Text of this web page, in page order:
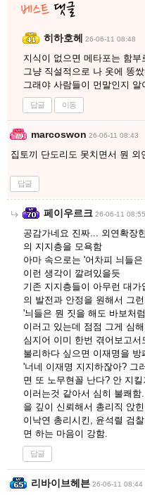
히하호헤 26-06-11 08:48
지식이 없으면 메타포는 함부
그냥 직설적으로 나 옷에 똥쌌
그래야 사람들이 먼말인지 알
답글 이동
marcoswon 26-06-11 08:43
집토끼 단도리도 못치면서 뭔 외
답글
페이우르크 26-06-11 08:55
공감가네요 진짜... 외연확장
의 지지층을 모욕함
아마 속으로는 '어차피 늬들
이런 생각이 깔려있을듯
기존 지지층들이 아무런 대
의 발전과 안정을 원해서 그
'늬들은 뭔 짓을 해도 바보처
이러고 있는데 점점 그게 심
심지어 이미 한번 겪어보고서
불리하다 싶으면 이재명을 방
'너네 이재명 지지하잖아? 그
면 또 노무현꼴 난다? 안 지킬
이러는것 같아서 심히 불쾌
을 깊이 신뢰해서 총리직 앉힌
이낙연 총리시킨, 윤석렬 검
면 하는 마음이 강함.
답글
리바이브헤븐 26-06-11 08:44